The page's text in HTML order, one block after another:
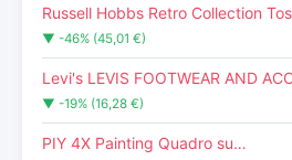
Russell Hobbs Retro Collection
▼ -46% (45,01 €)
Levi's LEVIS FOOTWEAR AND
▼ -19% (16,28 €)
PIY 4X Painting Quadro su…